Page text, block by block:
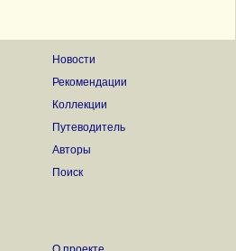
Новости
Рекомендации
Коллекции
Путеводитель
Авторы
Поиск